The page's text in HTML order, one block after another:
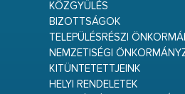
KÖZGYŰLÉS
BIZOTTSÁGOK
TELEPÜLÉSRÉSZI
NEMZETISÉGI
KITÜNTETETTJEINK
HELYI RENDELETEK